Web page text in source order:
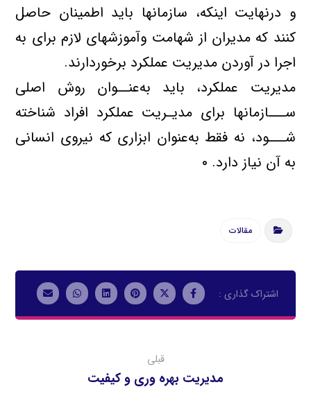
و درنهايت اينكه، سازمانها بايد اطمينان حاصل
كنند كه مديران از شهامت وآموزشهاي لازم براي به
اجرا در آوردن مديريت عملكرد برخوردارند.
مديريت عملكرد، بايد به‌عنــوان روش اصلي
ســـازمانها براي مديـريت عملكرد افراد شناخته
شـــود، نه فقط به‌عنوان ابزاري كه نيروي انساني
به آن نياز دارد. ۰
مقالات
قبلی
مديريت بهره وري و كيفيت